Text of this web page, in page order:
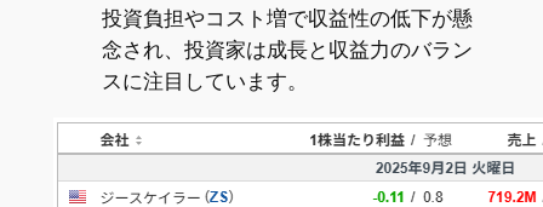
投資負担やコスト増で収益性の低下が懸
念され、投資家は成長と収益力のバラン
スに注目しています。